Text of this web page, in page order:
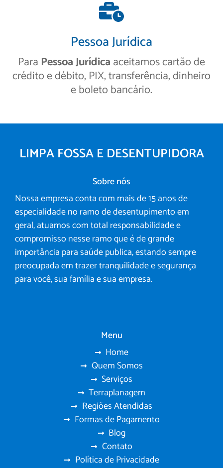
Pessoa Jurídica
Para Pessoa Jurídicaaceitamos cartão de
crédito e débito, PIX, transferência, dinheiro
e boleto bancário.
LIMPA FOSSA E DESENTUPIDORA
Sobre nós
Nossa empresa conta com mais de 15 anos de
especialidade no ramo de desentupimento em
geral, atuamos com total responsabilidade e
compromisso nesse ramo que é de grande
importância para saúde publica, estando sempre
preocupada em trazer tranquilidade e segurança
para você, sua família e sua empresa.
Menu
Home
Quem Somos
Serviços
Terraplanagem
Regiões Atendidas
Formas de Pagamento
Blog
Contato
Política de Privacidade